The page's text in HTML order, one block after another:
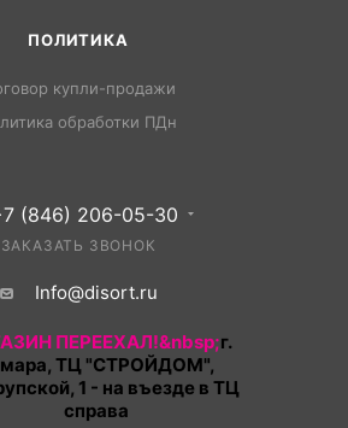
ПОЛИТИКА
купли-продажи
обработки ПДн
(846) 206-05-30
ЗАКАЗАТЬ ЗВОНОК
Info@disort.ru
ПЕРЕЕХАЛ!&nbsp;г.
ТЦ "СТРОЙДОМ",
1 - на въезде в ТЦ
справа